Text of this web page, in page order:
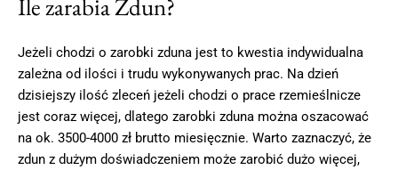
Ile zarabia Zdun?
Jeżeli chodzi o zarobki zduna jest to kwestia indywidualna
zależna od ilości i trudu wykonywanych prac. Na dzień
dzisiejszy ilość zleceń jeżeli chodzi o prace rzemieślnicze
jest coraz więcej, dlatego zarobki zduna można oszacować
na ok. 3500-4000 zł brutto miesięcznie. Warto zaznaczyć, że
zdun z dużym doświadczeniem może zarobić dużo więcej,